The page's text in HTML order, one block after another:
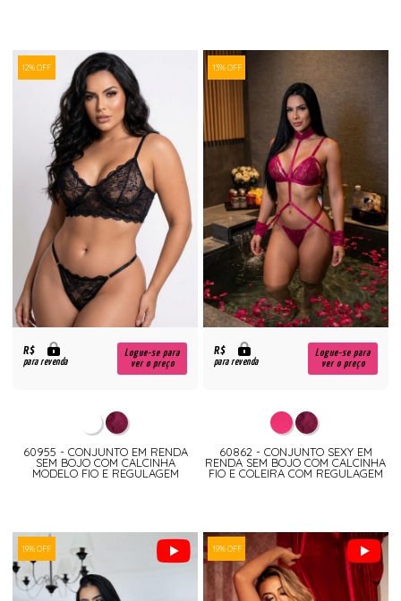
12% OFF
R$
para revenda
Logue-se para
ver o preço
60955 - CONJUNTO EM RENDA
SEM BOJO COM CALCINHA
MODELO FIO E REGULAGEM
13% OFF
R$
para revenda
Logue-se para
ver o preço
60862 - CONJUNTO SEXY EM
RENDA SEM BOJO COM CALCINHA
FIO E COLEIRA COM REGULAGEM
19% OFF 19% OFF